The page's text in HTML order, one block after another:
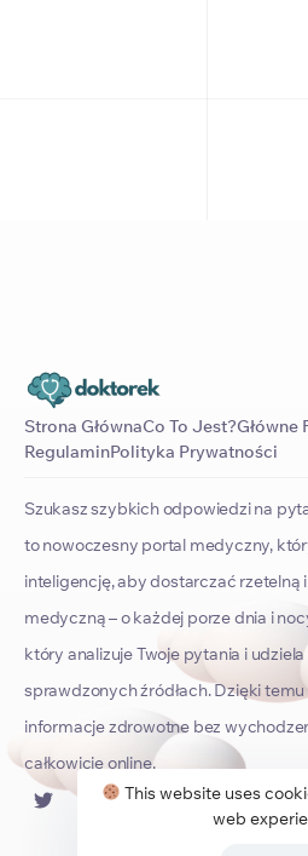
Strona GłównaCo To Jest?Główne
RegulaminPolityka Prywatności
Szukasz szybkich odpowiedzi na
to nowoczesny portal medyczny,
inteligencję, aby dostarczać rzetelną
medyczną – o każdej porze dnia i
który analizuje Twoje pytania i
sprawdzonych źródłach. Dzięki
informacje zdrowotne bez
całkowicie online.
This website uses
web